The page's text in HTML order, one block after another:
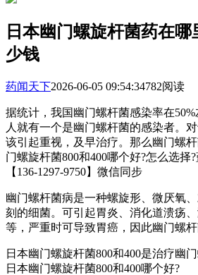
日本幽门螺旋杆菌药在
少钱
药闻天下2026-06-05 09:54:34782阅读
据统计，我国幽门螺杆菌感染率在
人就有一个是幽门螺杆菌的感染者。
该引起重视，及早治疗。那么幽门螺
门螺旋杆菌800和400哪个好?怎么选择
【136-1297-9750】微信同步
幽门螺杆菌病是一种螺旋形、微厌氧
刻的细菌。可引起胃炎、消化道溃疡
等，严重时可导致胃癌，因此幽门螺杆
日本幽门螺旋杆菌800和400是治疗幽
日本幽门螺旋杆菌800和400哪个好?